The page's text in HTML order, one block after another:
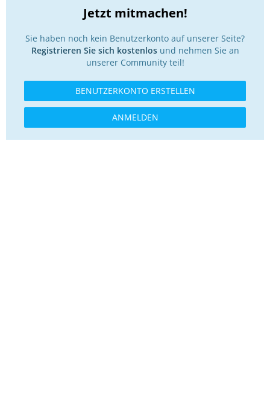
Jetzt mitmachen!
Sie haben noch kein Benutzerkonto auf unserer Seite?
Registrieren Sie sich kostenlosund nehmen Sie an
unserer Community teil!
BENUTZERKONTO ERSTELLEN
ANMELDEN